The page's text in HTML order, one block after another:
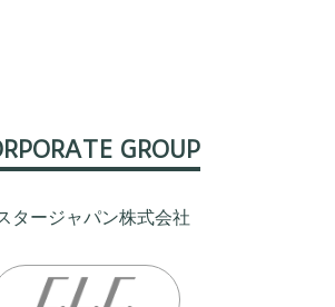
GROUP
タージャパン株式会社